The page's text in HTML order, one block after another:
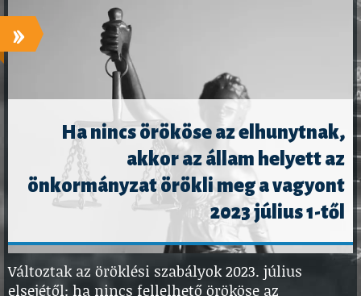
»
Ha nincs örököse az elhunytnak,
akkor az állam helyett az
önkormányzat örökli meg a vagyont
2023 július 1-től
Változtak az öröklési szabályok 2023. július
elsejétől: ha nincs fellelhető örököse az